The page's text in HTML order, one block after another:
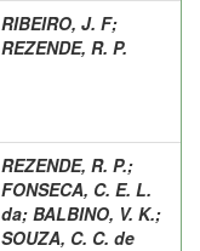
RIBEIRO, J. F;
REZENDE, R. P.
REZENDE, R. P.;
FONSECA, C. E. L.
da; BALBINO, V. K.;
SOUZA, C. C. de